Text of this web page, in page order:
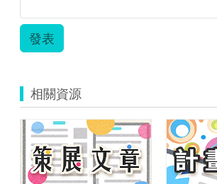
發表
相關資源